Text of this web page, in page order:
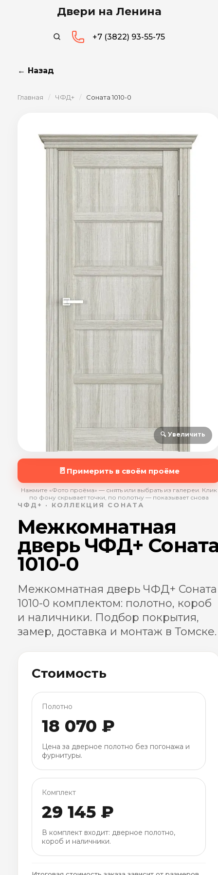
Двери на Ленина
+7 (3822) 93-55-75
← Назад
Главная / ЧФД+ / Соната 1010-0
🔍 Увеличить
🚪 Примерить в своём проёме
Нажмите «Фото проёма» — снять или выбрать из галереи. Клик
по фону скрывает точки, по полотну — показывает снова
ЧФД+ · КОЛЛЕКЦИЯ СОНАТА
Межкомнатная
дверь ЧФД+
1010-0
Межкомнатная дверь ЧФД+ Соната
1010-0 комплектом: полотно, короб
и наличники. Подбор покрытия,
замер, доставка и монтаж в Томске.
Стоимость
Полотно
18 070 ₽
Цена за дверное полотно без погонажа и
фурнитуры.
Комплект
29 145 ₽
В комплект входит: дверное полотно,
короб и наличники.